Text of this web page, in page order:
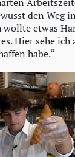
den Weg
wollte etwas
Hier sehe ich
habe.“